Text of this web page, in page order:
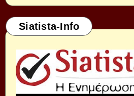
Siatista-Info